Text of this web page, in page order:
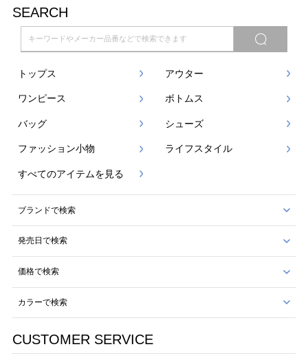
SEARCH
トップス アウター
ワンピース ボトムス
バッグ シューズ
ファッション小物 ライフスタイル
すべてのアイテムを見る
ブランドで検索
発売日で検索
価格で検索
カラーで検索
CUSTOMER SERVICE